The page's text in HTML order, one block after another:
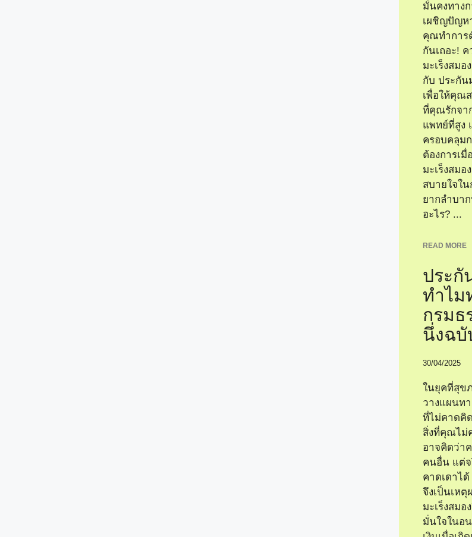
มั่นคงทางก
เผชิญปัญห
คุณทำการ
กันเถอะ!
มะเร็งสมอ
กับ ประกัน
เพื่อให้คุณ
ที่คุณรักจา
แพทย์ที่สูง
ครอบคลุม
ต้องการเ
มะเร็งสม
สบายใจใ
ยากลำบา
อะไร? ...
READ MORE
ประกั
ทำไ
กรมธ
นึ่งฉบั
30/04/2025
ในยุคที่สุข
วางแผนท
ที่ไม่คาดคิด
สิ่งที่คุณไม่
อาจคิดว่า
คนอื่น แต่จ
คาดเดาได้
จึงเป็นเห
มะเร็งสม
มั่นใจในอ